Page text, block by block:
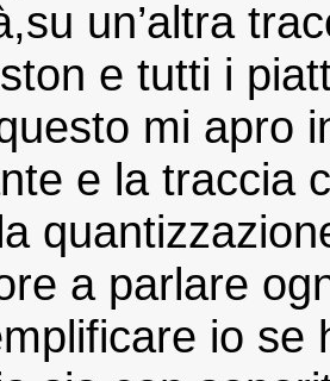
un’altra
e tutti i
mi apro
e la traccia
a parlare
io se